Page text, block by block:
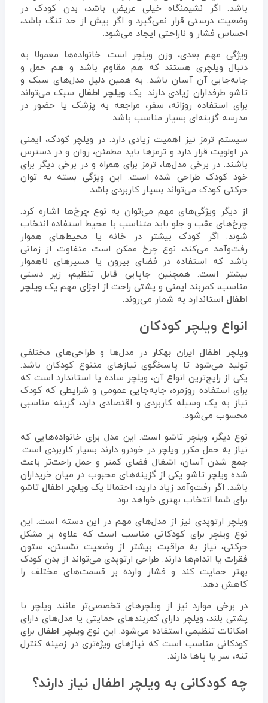
باشد. اگر نشیمنگاه خیلی عریض باشد، بدن کودک در
وضعیت درستی قرار نمی‌گیرد و اگر بیش از حد تنگ باشد،
احساس فشار و ناراحتی ایجاد می‌شود.
ویژگی مهم بعدی، وزن ویلچر است. خانواده‌ها معمولا به
دنبال ویلچری هستند که هم مقاوم باشد و هم حمل و
جابه‌جایی آن آسان باشد. به همین دلیل مدل‌های سبک و
تاشو طرفداران زیادی دارند. یک ویلچر اطفال سبک می‌تواند
برای استفاده روزانه، سفر، مراجعه به پزشک یا حضور در
مدرسه گزینه‌ای بسیار مناسب باشد.
سیستم ترمز نیز اهمیت زیادی دارد. در ویلچر کودک، ایمنی
در اولویت قرار دارد و ترمزها باید مطمئن، روان و در دسترس
باشند. در برخی مدل‌ها، ترمز برای همراه و در برخی دیگر برای
خود کودک طراحی شده است. این ویژگی بسته به توان
حرکتی کودک می‌تواند بسیار کاربردی باشد.
از دیگر ویژگی‌های مهم می‌توان به نوع چرخ‌ها اشاره کرد.
چرخ‌های عقب و جلو باید متناسب با محیط استفاده انتخاب
شوند. اگر کودک بیشتر در خانه یا محیط‌های هموار
رفت‌وآمد می‌کند، نوع چرخ ممکن است متفاوت از زمانی
باشد که استفاده در فضای بیرون یا مسیرهای ناهموار
بیشتر است. همچنین جاپایی قابل تنظیم، زیر دستی
مناسب، کمربند ایمنی و پشتی راحت از اجزای مهم یکویلچر
اطفال استاندارد به شمار می‌روند.
انواع ویلچر کودکان
ویلچر اطفال ایران بهکاردر مدل‌ها و طراحی‌های مختلفی
تولید می‌شود تا پاسخگوی نیازهای متنوع کودکان باشد.
یکی از رایج‌ترین انواع آن، ویلچر ساده یا استاندارد است که
برای استفاده روزمره، جابه‌جایی عمومی و شرایطی که کودک
نیاز به یک وسیله کاربردی و اقتصادی دارد، گزینه مناسبی
محسوب می‌شود.
نوع دیگر، ویلچر تاشو است. این مدل برای خانواده‌هایی که
نیاز به حمل مکرر ویلچر در خودرو دارند بسیار کاربردی است.
جمع شدن آسان، اشغال فضای کمتر و حمل راحت‌تر باعث
شده ویلچر تاشو یکی از گزینه‌های محبوب در میان خریداران
باشد. اگر رفت‌وآمد زیاد دارید، احتمالا یک ویلچر اطفال تاشو
برای شما انتخاب بهتری خواهد بود.
ویلچر ارتوپدی نیز از مدل‌های مهم در این دسته است. این
نوع ویلچر برای کودکانی مناسب است که علاوه بر مشکل
حرکتی، نیاز به مراقبت بیشتر از وضعیت نشستن، ستون
فقرات یا اندام‌ها دارند. طراحی ارتوپدی می‌تواند از بدن کودک
بهتر حمایت کند و فشار وارده بر قسمت‌های مختلف را
کاهش دهد.
در برخی موارد نیز از ویلچرهای تخصصی‌تر مانند ویلچر با
پشتی بلند، ویلچر دارای کمربندهای حمایتی یا مدل‌های دارای
امکانات تنظیمی استفاده می‌شود. این نوع ویلچر اطفال برای
کودکانی مناسب است که نیازهای ویژه‌تری در زمینه کنترل
تنه، سر یا پاها دارند.
چه کودکانی به ویلچر اطفال نیاز دارند؟